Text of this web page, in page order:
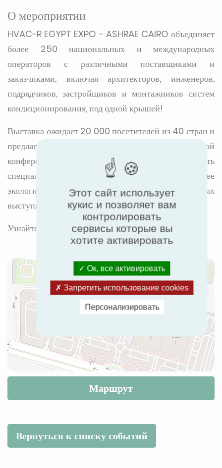
О мероприятии
HVAC-R EGYPT EXPO - ASHRAE CAIRO объединяет
более 250 национальных и международных
операторов с различными поставщиками и
заказчиками, включая архитекторов, инженеров,
подрядчиков, застройщиков и монтажников систем
кондиционирования, под одной крышей!
Выставка ожидает 20 000 посетителей из 40 стран и
предлагает 45 лекций и семинаров. На технической
конференции 2024 года будет представлено шесть
специализированных треков на тему "На пути к более
экологичным технологиям будущего", в которых
выступят более 40 экспертов.
Узнайте больше на сайтеwww.hvacregypt.com
Маршрут
Вернуться к списку событий
Этот сайт использует
кукис и позволяет вам
контролировать
сервисы которые вы
хотите активировать
Ок, все активировать
Запретить использование cookies
Персонализировать